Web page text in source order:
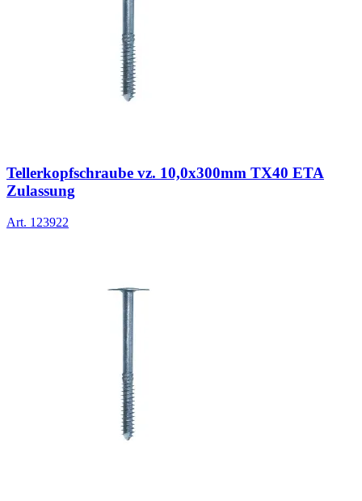
Tellerkopfschraube vz. 10,0x300mm TX40 ETA
Zulassung
Art. 123922